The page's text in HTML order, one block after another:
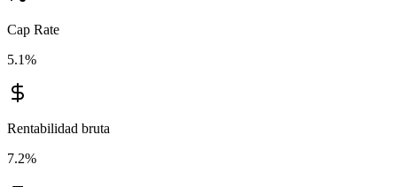
Cap Rate
5.1%
Rentabilidad bruta
7.2%